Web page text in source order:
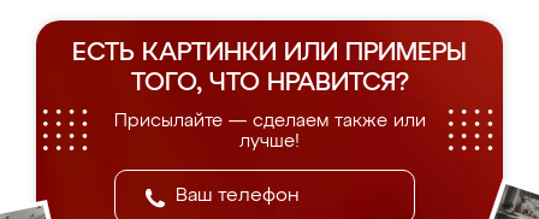
ЕСТЬ КАРТИНКИ ИЛИ ПРИМЕРЫ
ТОГО, ЧТО НРАВИТСЯ?
Присылайте — сделаем также или
лучше!